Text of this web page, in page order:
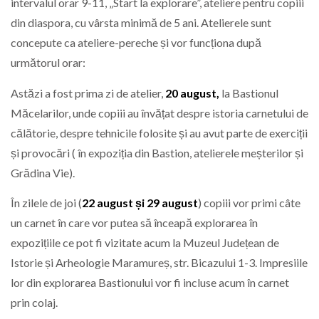
intervalul orar 9-11, „Start la explorare”, ateliere pentru copiii
din diaspora, cu vârsta minimă de 5 ani. Atelierele sunt
concepute ca ateliere-pereche și vor funcționa după
următorul orar:
Astăzi a fost prima zi de atelier, 20 august, la Bastionul
Măcelarilor, unde copiii au învățat despre istoria carnetului de
călătorie, despre tehnicile folosite și au avut parte de exerciții
și provocări ( în expoziția din Bastion, atelierele meșterilor și
Grădina Vie).
În zilele de joi (22 august și 29 august) copiii vor primi câte
un carnet în care vor putea să înceapă explorarea în
expozițiile ce pot fi vizitate acum la Muzeul Județean de
Istorie și Arheologie Maramureș, str. Bicazului 1-3. Impresiile
lor din explorarea Bastionului vor fi incluse acum în carnet
prin colaj.